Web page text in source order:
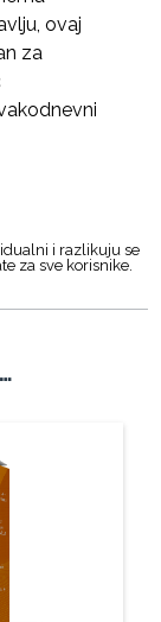
ovaj
za
i razlikuju se
za sve korisnike.